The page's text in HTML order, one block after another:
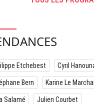
Etchebest Cyril
Bern Karine Le
Salamé Julien Courbet